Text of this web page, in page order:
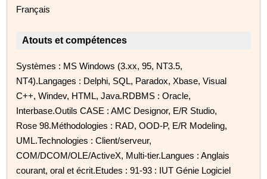
Français
Atouts et compétences
Systèmes : MS Windows (3.xx, 95, NT3.5,
NT4).Langages : Delphi, SQL, Paradox, Xbase, Visual
C++, Windev, HTML, Java.RDBMS : Oracle,
Interbase.Outils CASE : AMC Designor, E/R Studio,
Rose 98.Méthodologies : RAD, OOD-P, E/R Modeling,
UML.Technologies : Client/serveur,
COM/DCOM/OLE/ActiveX, Multi-tier.Langues : Anglais
courant, oral et écrit.Etudes : 91-93 : IUT Génie Logiciel